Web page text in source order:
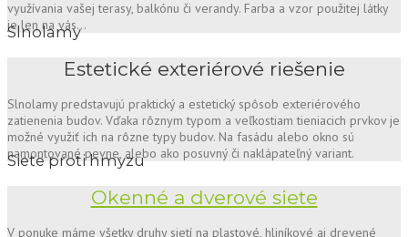
využívania vašej terasy, balkónu či verandy. Farba a vzor použitej látky
je len na vás…
Slnolamy
Estetické exteriérové riešenie
Slnolamy predstavujú praktický a estetický spôsob exteriérového
zatienenia budov. Vďaka rôznym typom a veľkostiam tieniacich prvkov je
možné využiť ich na rôzne typy budov. Na fasádu alebo okno sú
namontované pevne, alebo ako posuvný či naklápateľný variant.
Siete proti hmyzu
Okenné a dverové siete
V ponuke máme všetky druhy sietí na plastové, hliníkové aj drevené